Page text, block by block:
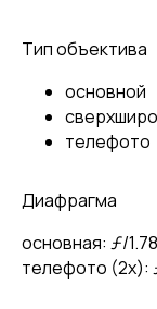
Тип объектива
основной
телефото
Диафрагма
основная: ƒ/
телефото (2x):